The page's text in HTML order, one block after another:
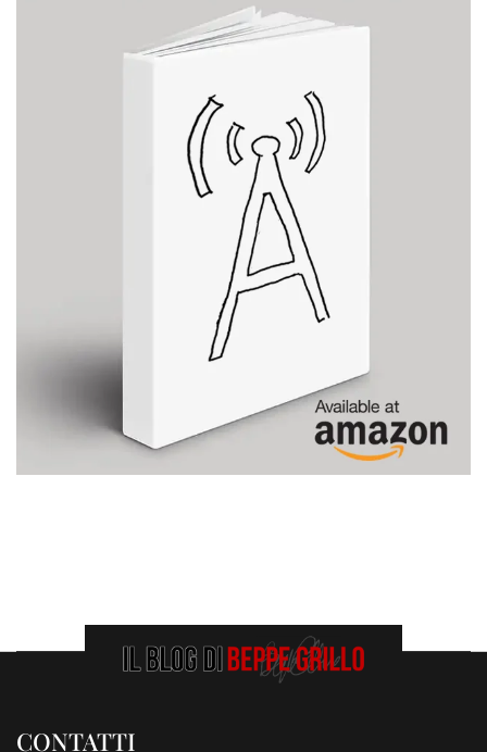
CONTATTI